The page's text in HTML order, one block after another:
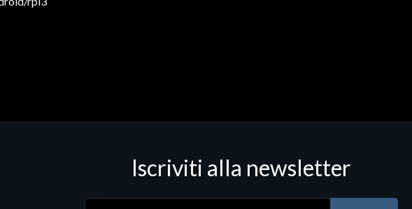
Iscriviti alla newsletter